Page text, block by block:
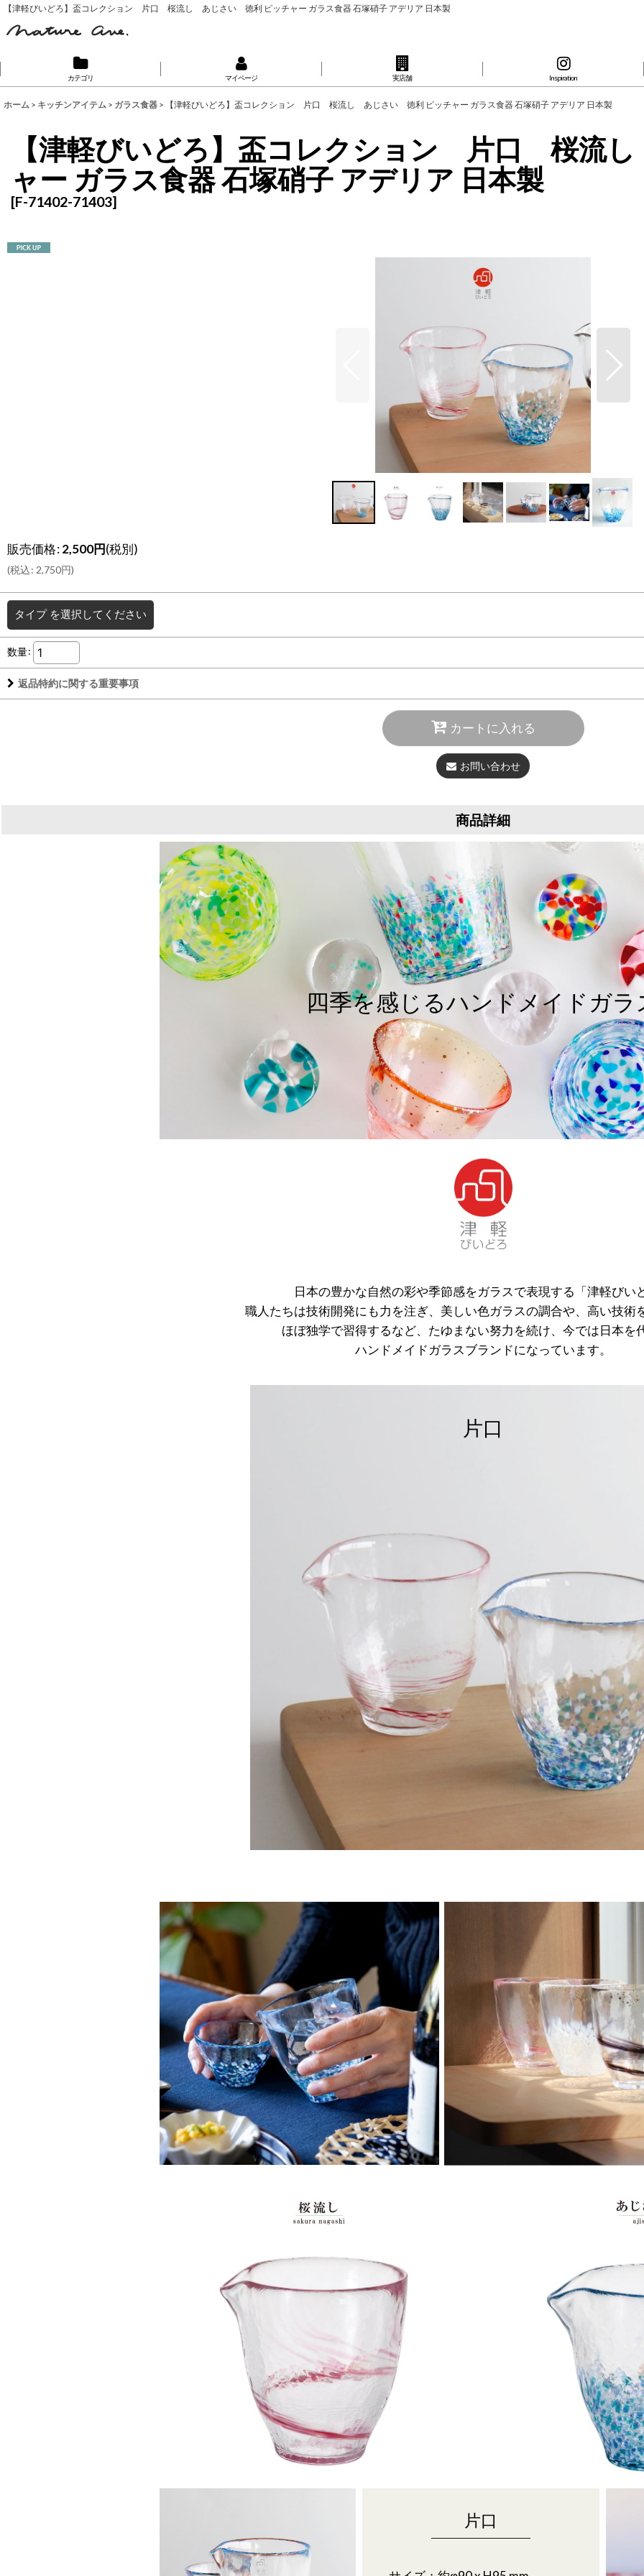
【津軽びいどろ】盃コレクション 片口 桜流し あじさい 徳利 ピッチャー ガラス食器 石塚硝子 アデリア 日本製
カテゴリ マイページ 実店舗 Inspiration
ホーム > キッチンアイテム > ガラス食器 > 【津軽びいどろ】盃コレクション 片口 桜流し あじさい 徳利 ピッチャー ガラス食器 石塚硝子 アデリア 日本製
【津軽びいどろ】盃コレクション 片口 桜流
ャー ガラス食器 石塚硝子 アデリア 日本製
[F-71402-71403]
販売価格:2,500円(税別)
(税込: 2,750円)
タイプ を選択してください
数量:
返品特約に関する重要事項
カートに入れる
お問い合わせ
商品詳細
四季を感じるハンドメイドガラ
日本の豊かな自然の彩や季節感をガラスで表現する「津軽びい
職人たちは技術開発にも力を注ぎ、美しい色ガラスの調合や、高い技術
ほぼ独学で習得するなど、たゆまない努力を続け、今では日本を
ハンドメイドガラスブランドになっています。
片口
片口